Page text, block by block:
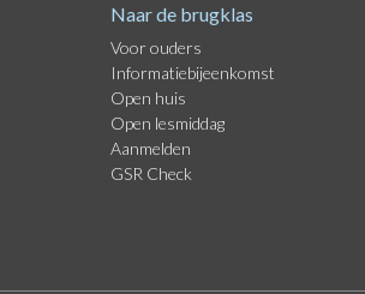
Naar de brugklas
Voor ouders
Informatiebijeenkomst
Open huis
Open lesmiddag
Aanmelden
GSR Check